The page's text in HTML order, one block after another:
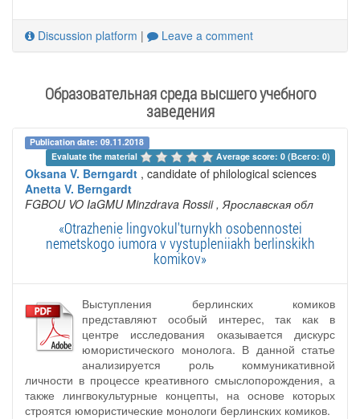
Discussion platform | Leave a comment
Образовательная среда высшего учебного
заведения
Publication date: 09.11.2018
Evaluate the material
Average score: 0 (Всего: 0)
Oksana V. Berngardt , candidate of philological sciences
Anetta V. Berngardt
FGBOU VO IaGMU Minzdrava Rossii , Ярославская обл
«Otrazhenie lingvokul'turnykh osobennostei
nemetskogo iumora v vystupleniiakh berlinskikh
komikov»
Выступления берлинских комиков
представляют особый интерес, так как в
центре исследования оказывается дискурс
юмористического монолога. В данной статье
анализируется роль коммуникативной
личности в процессе креативного смыслопорождения, а
также лингвокультурные концепты, на основе которых
строятся юмористические монологи берлинских комиков.